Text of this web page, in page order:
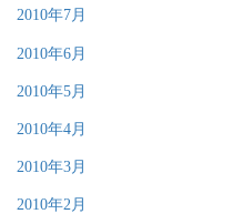
2010年7月
2010年6月
2010年5月
2010年4月
2010年3月
2010年2月